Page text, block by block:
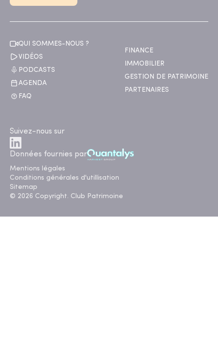
QUI SOMMES-NOUS ?
VIDÉOS
PODCASTS
AGENDA
FAQ
FINANCE
IMMOBILIER
GESTION DE PATRIMOINE
PARTENAIRES
Suivez-nous sur
Données fournies par
Mentions légales
Conditions générales d'utillisation
Sitemap
© 2026 Copyright. Club Patrimoine